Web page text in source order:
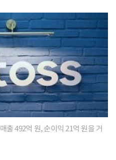
출 492억 원, 순이익 21억 원을 거